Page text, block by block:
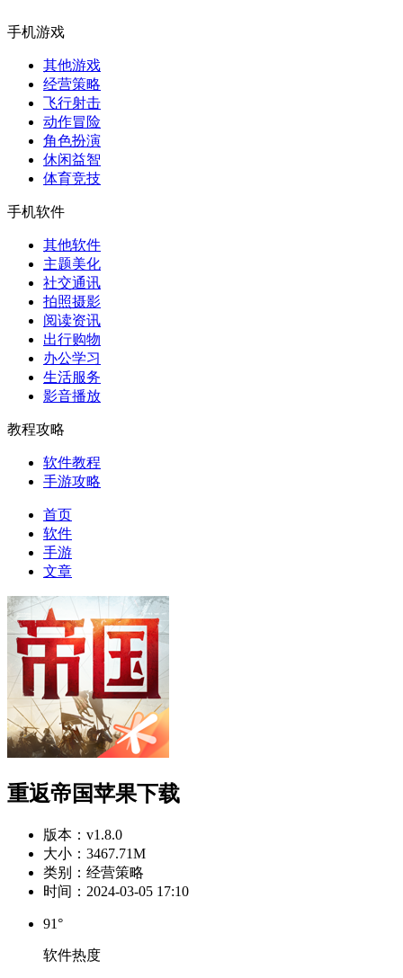
手机游戏
其他游戏
经营策略
飞行射击
动作冒险
角色扮演
休闲益智
体育竞技
手机软件
其他软件
主题美化
社交通讯
拍照摄影
阅读资讯
出行购物
办公学习
生活服务
影音播放
教程攻略
软件教程
手游攻略
首页
软件
手游
文章
重返帝国苹果下载
版本： v1.8.0
大小： 3467.71M
类别： 经营策略
时间： 2024-03-05 17:10
91°
软件热度